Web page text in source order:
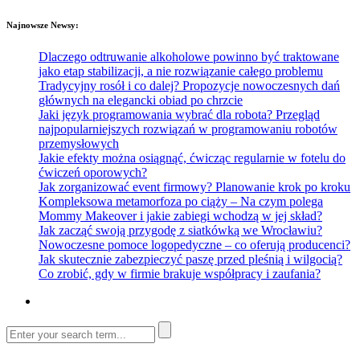
Najnowsze Newsy:
Dlaczego odtruwanie alkoholowe powinno być traktowane
jako etap stabilizacji, a nie rozwiązanie całego problemu
Tradycyjny rosół i co dalej? Propozycje nowoczesnych dań
głównych na elegancki obiad po chrzcie
Jaki język programowania wybrać dla robota? Przegląd
najpopularniejszych rozwiązań w programowaniu robotów
przemysłowych
Jakie efekty można osiągnąć, ćwicząc regularnie w fotelu do
ćwiczeń oporowych?
Jak zorganizować event firmowy? Planowanie krok po kroku
Kompleksowa metamorfoza po ciąży – Na czym polega
Mommy Makeover i jakie zabiegi wchodzą w jej skład?
Jak zacząć swoją przygodę z siatkówką we Wrocławiu?
Nowoczesne pomoce logopedyczne – co oferują producenci?
Jak skutecznie zabezpieczyć paszę przed pleśnią i wilgocią?
Co zrobić, gdy w firmie brakuje współpracy i zaufania?